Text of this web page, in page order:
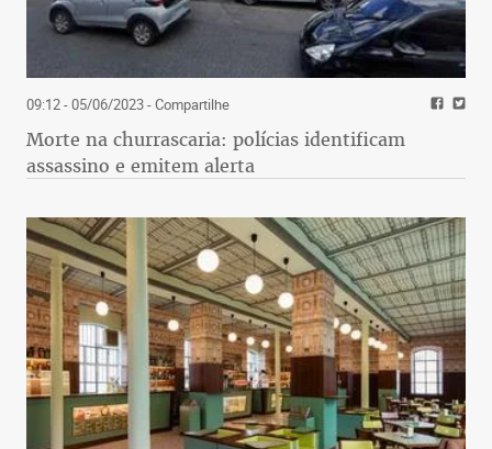
09:12 - 05/06/2023- Compartilhe
Morte na churrascaria: polícias identificam
assassino e emitem alerta